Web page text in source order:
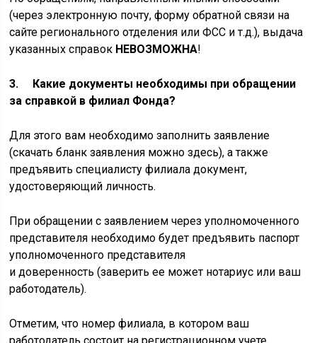
(через электронную почту, форму обратной связи на
сайте регионального отделения или ФСС и т.д.), выдача
указанных справок НЕВОЗМОЖНА!
3. Какие документы необходимы при обращении
за справкой в филиал Фонда?
Для этого вам необходимо заполнить заявление
(скачать бланк заявления можно здесь), а также
предъявить специалисту филиала документ,
удостоверяющий личность.
При обращении с заявлением через уполномоченного
представителя необходимо будет предъявить паспорт
уполномоченного представителя
и доверенность (заверить ее может нотариус или ваш
работодатель).
Отметим, что номер филиала, в котором ваш